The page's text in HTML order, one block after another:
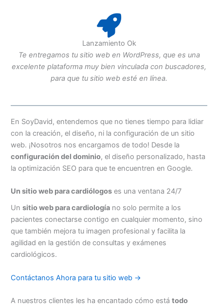
Lanzamiento Ok
Te entregamos tu sitio web en WordPress, que es una
excelente plataforma muy bien vinculada con buscadores,
para que tu sitio web esté en línea.
En SoyDavid, entendemos que no tienes tiempo para lidiar
con la creación, el diseño, ni la configuración de un sitio
web. ¡Nosotros nos encargamos de todo! Desde la
configuración del dominio, el diseño personalizado, hasta
la optimización SEO para que te encuentren en Google.
Un sitio web para cardiólogos es una ventana 24/7
Unsitio web para cardiología no solo permite a los
pacientes conectarse contigo en cualquier momento, sino
que también mejora tu imagen profesional y facilita la
agilidad en la gestión de consultas y exámenes
cardiológicos.
Contáctanos Ahora para tu sitio web →
A nuestros clientes les ha encantado cómo estátodo